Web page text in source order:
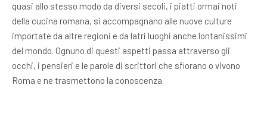
quasi allo stesso modo da diversi secoli, i piatti ormai noti
della cucina romana, si accompagnano alle nuove culture
importate da altre regioni e da latri luoghi anche lontanissimi
del mondo. Ognuno di questi aspetti passa attraverso gli
occhi, i pensieri e le parole di scrittori che sfiorano o vivono
Roma e ne trasmettono la conoscenza.